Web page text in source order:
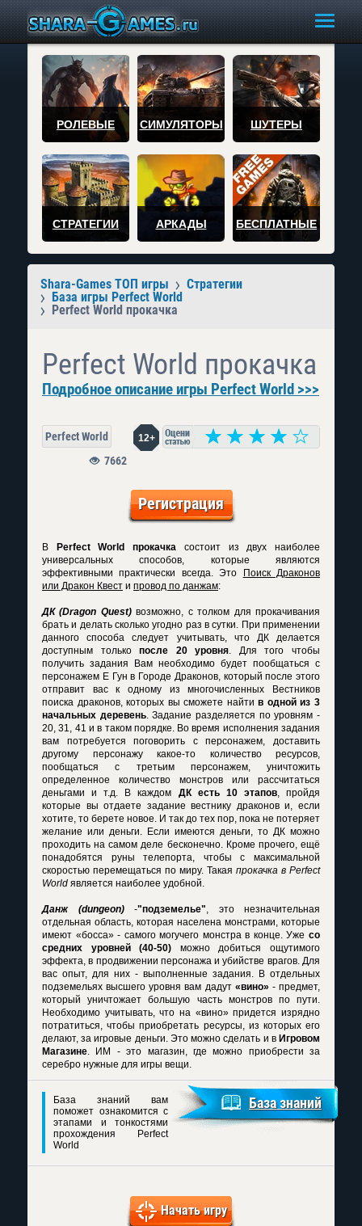
РОЛЕВЫЕ СИМУЛЯТОРЫ ШУТЕРЫ
СТРАТЕГИИ АРКАДЫ БЕСПЛАТНЫЕ
Shara-Games ТОП игры
Стратегии
База игры Perfect World
Perfect World прокачка
Perfect World прокачка
Подробное описание игры Perfect World >>>
Perfect World 12+
7662
Регистрация
В Perfect World прокачка состоит из двух наиболее
универсальных способов, которые являются
эффективными практически всегда. Это
Поиск Драконов
или Дракон Квест и провод по данжам:
ДК (Dragon Quest)возможно, с толком для прокачивания
брать и делать сколько угодно раз в сутки. При применении
данного способа следует учитывать, что ДК делается
доступным толькопосле 20 уровня. Для того чтобы
получить задания Вам необходимо будет пообщаться с
персонажем Е Гун в Городе Драконов, который после этого
отправит вас к одному из многочисленных Вестников
поиска драконов, которых вы сможете найтив одной из 3
начальных деревень. Задание разделяется по уровням -
20, 31, 41 и в таком порядке. Во время исполнения задания
вам потребуется поговорить с персонажем, доставить
другому персонажу какое-то количество ресурсов,
пообщаться с третьим персонажем, уничтожить
определенное количество монстров или рассчитаться
деньгами и т.д. В каждом ДК есть 10 этапов, пройдя
которые вы отдаете задание вестнику драконов и, если
хотите, то берете новое. И так до тех пор, пока не потеряет
желание или деньги. Если имеются деньги, то ДК можно
проходить на самом деле бесконечно. Кроме прочего, ещё
понадобятся руны телепорта, чтобы с максимальной
скоростью перемещаться по миру. Такая прокачка в Perfect
World является наиболее удобной.
Данж (dungeon)-"подземелье", это незначительная
отдельная область, которая населена монстрами, которые
имеют «босса» - самого могучего монстра в конце. Уже со
средних уровней (40-50) можно добиться ощутимого
эффекта, в продвижении персонажа и убийстве врагов. Для
вас опыт, для них - выполненные задания. В отдельных
подземельях высшего уровня вам дадут «вино» - предмет,
который уничтожает большую часть монстров по пути.
Необходимо учитывать, что на «вино» придется изрядно
потратиться, чтобы приобретать ресурсы, из которых его
делают, за игровые деньги. Это можно сделать и в Игровом
Магазине. ИМ - это магазин, где можно приобрести за
серебро нужные для игры вещи.
База знаний вам
поможет ознакомится с
этапами и тонкостями
прохождения Perfect
World
База знаний
Начать игру